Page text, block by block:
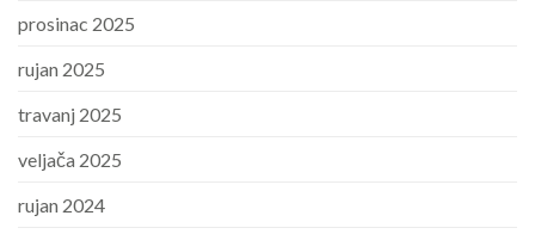
prosinac 2025
rujan 2025
travanj 2025
veljača 2025
rujan 2024